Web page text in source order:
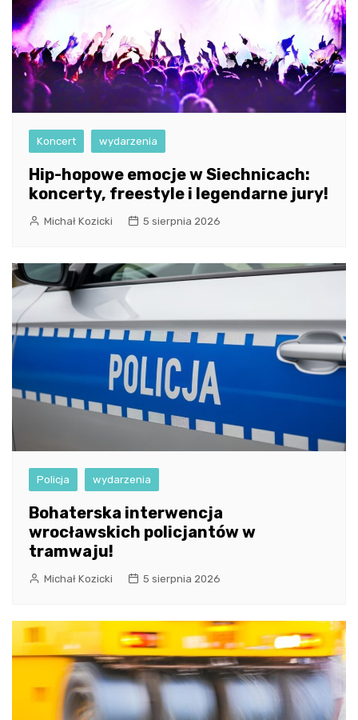
Koncert wydarzenia
Hip-hopowe emocje w Siechnicach:
koncerty, freestyle i legendarne jury!
Michał Kozicki 5 sierpnia 2026
Policja wydarzenia
Bohaterska interwencja
wrocławskich policjantów w
tramwaju!
Michał Kozicki 5 sierpnia 2026